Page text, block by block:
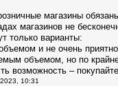
магазины
магазинов не
только варианты:
и не очень
объемом, но по
возможность –
10:31